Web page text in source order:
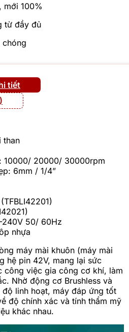
mới 100%
từ đầy đủ
chóng
tiết
than
10000/ 20000/ 30000rpm
6mm / 1/4”
50/ 60Hz
nhựa
máy mài khuôn (máy mài
hệ pin 42V, mang lại sức
công việc gia công cơ khí, làm
Nhờ động cơ Brushless và
linh hoạt, máy đáp ứng tốt
độ chính xác và tính thẩm mỹ
khác nhau.